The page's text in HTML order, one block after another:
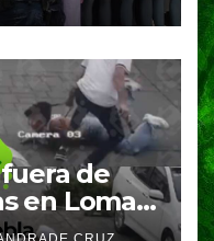
de
en Lomas